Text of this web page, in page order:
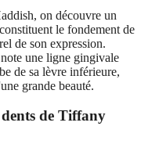
on découvre un
le fondement de
de son expression.
une ligne gingivale
de sa lèvre inférieure,
grande beauté.
de Tiffany